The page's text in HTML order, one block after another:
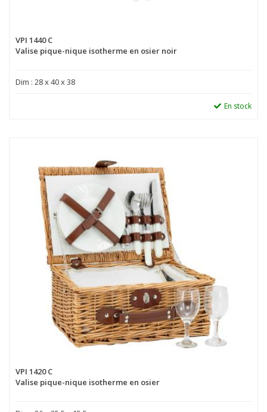
VPI 1440 C
Valise pique-nique isotherme en osier noir
Dim : 28 x 40 x 38
En stock
VPI 1420 C
Valise pique-nique isotherme en osier